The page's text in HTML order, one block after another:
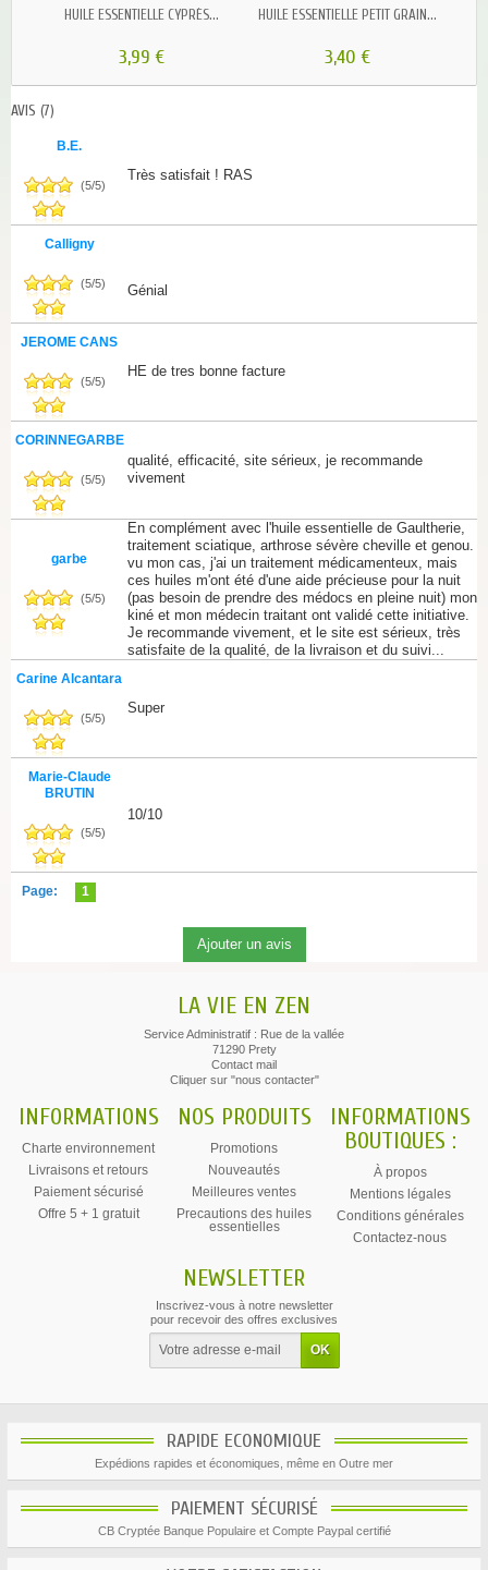
HUILE ESSENTIELLE CYPRÈS...
3,99 €
HUILE ESSENTIELLE PETIT GRAIN...
3,40 €
AVIS (7)
B.E.
(5/5)
Très satisfait ! RAS
Calligny
(5/5) Génial
JEROME CANS
(5/5)
HE de tres bonne facture
CORINNEGARBE
(5/5)
qualité, efficacité, site sérieux, je recommande
vivement
garbe
(5/5)
En complément avec l'huile essentielle de Gaultherie,
traitement sciatique, arthrose sévère cheville et genou.
vu mon cas, j'ai un traitement médicamenteux, mais
ces huiles m'ont été d'une aide précieuse pour la nuit
(pas besoin de prendre des médocs en pleine nuit) mon
kiné et mon médecin traitant ont validé cette initiative.
Je recommande vivement, et le site est sérieux, très
satisfaite de la qualité, de la livraison et du suivi...
Carine Alcantara
(5/5)
Super
Marie-Claude
BRUTIN
(5/5)
10/10
Page: 1
LA VIE EN ZEN
Service Administratif : Rue de la vallée
71290 Prety
Contact mail
Cliquer sur "nous contacter"
INFORMATIONS
Charte environnement
Livraisons et retours
Paiement sécurisé
Offre 5 + 1 gratuit
NOS PRODUITS
Promotions
Nouveautés
Meilleures ventes
Precautions des huiles
essentielles
INFORMATIONS
BOUTIQUES :
À propos
Mentions légales
Conditions générales
Contactez-nous
NEWSLETTER
Inscrivez-vous à notre newsletter
pour recevoir des offres exclusives
RAPIDE ECONOMIQUE
Expédions rapides et économiques, même en Outre mer
PAIEMENT SÉCURISÉ
CB Cryptée Banque Populaire et Compte Paypal certifié